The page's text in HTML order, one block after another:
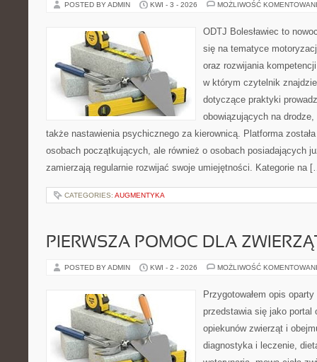
POSTED BY ADMIN KWI - 3 - 2026 MOŻLIWOŚĆ
ODTJ Bolesławiec to
się na tematyce
oraz rozwijania
w którym czytelnik
dotyczące praktyki
obowiązujących na
także nastawienia psychicznego za kierownicą. Platforma
osobach początkujących, ale również o osobach posiadających
zamierzają regularnie rozwijać swoje umiejętności. Kategorie na
CATEGORIES: AUGMENTYKA
PIERWSZA POMOC DLA
POSTED BY ADMIN KWI - 2 - 2026 MOŻLIWOŚĆ
Przygotowałem opis
przedstawia się jako portal
opiekunów zwierząt i
diagnostyka i leczenie,